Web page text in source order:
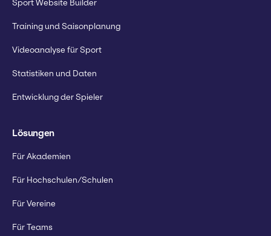
Sport Website Builder
Training und Saisonplanung
Videoanalyse für Sport
Statistiken und Daten
Entwicklung der Spieler
Lösungen
Für Akademien
Für Hochschulen/Schulen
Für Vereine
Für Teams